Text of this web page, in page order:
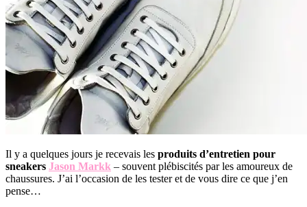
Il y a quelques jours je recevais les produits d’entretien pour
sneakers Jason Markk – souvent plébiscités par les amoureux de
chaussures. J’ai l’occasion de les tester et de vous dire ce que j’en
pense…